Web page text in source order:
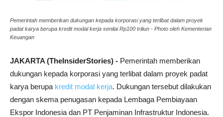
Pemerintah memberikan dukungan kepada korporasi yang terlibat dalam proyek
padat karya berupa kredit modal kerja senilai Rp100 triliun - Photo oleh Kementerian
Keuangan
JAKARTA (TheInsiderStories) - Pemerintah memberikan
dukungan kepada korporasi yang terlibat dalam proyek padat
karya berupa kredit modal kerja. Dukungan tersebut dilakukan
dengan skema penugasan kepada Lembaga Pembiayaan
Ekspor Indonesia dan PT Penjaminan Infrastruktur Indonesia.